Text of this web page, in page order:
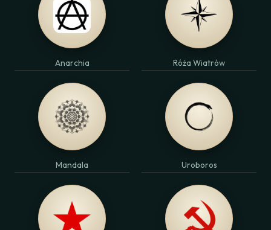
Anarchia Róża Wiatrów
Mandala Uroboros